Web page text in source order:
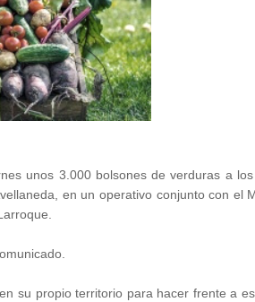
unos 3.000 bolsones de verduras a
en un operativo conjunto con el
su propio territorio para hacer frente a